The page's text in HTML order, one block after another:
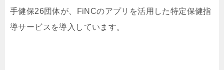
手健保26団体が、FiNCのアプリを活用した特定保健指
導サービスを導入しています。